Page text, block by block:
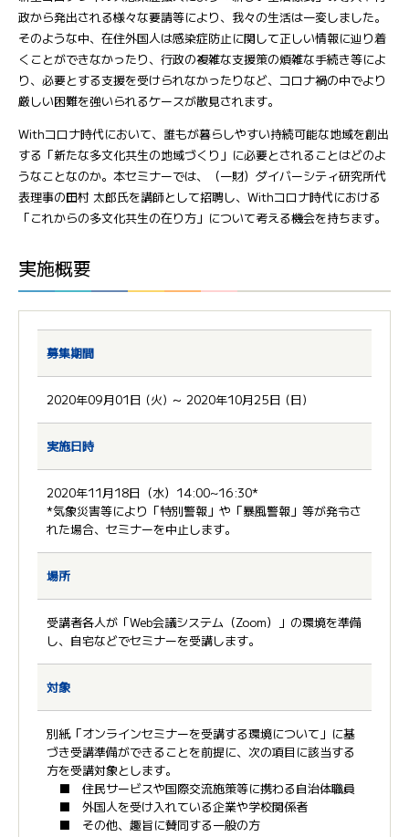
政から発出される様々な要請等により、我々の生活は一変しました。
そのような中、在住外国人は感染症防止に関して正しい情報に辿り着
くことができなかったり、行政の複雑な支援策の煩雑な手続き等によ
り、必要とする支援を受けられなかったりなど、コロナ禍の中でより
厳しい困難を強いられるケースが散見されます。
Withコロナ時代において、誰もが暮らしやすい持続可能な地域を創出
する「新たな多文化共生の地域づくり」に必要とされることはどのよ
うなことなのか。本セミナーでは、（一財）ダイバーシティ研究所代
表理事の田村 太郎氏を講師として招聘し、Withコロナ時代における
「これからの多文化共生の在り方」について考える機会を持ちます。
実施概要
募集期間
2020年09月01日 (火) ～ 2020年10月25日 (日)
実施日時
2020年11月18日（水）14:00~16:30*
*気象災害等により「特別警報」や「暴風警報」等が発令さ
れた場合、セミナーを中止します。
場所
受講者各人が「Web会議システム（Zoom）」の環境を準備
し、自宅などでセミナーを受講します。
対象
別紙「オンラインセミナーを受講する環境について」に基
づき受講準備ができることを前提に、次の項目に該当する
方を受講対象とします。
■ 住民サービスや国際交流施策等に携わる自治体職員
■ 外国人を受け入れている企業や学校関係者
■ その他、趣旨に賛同する一般の方